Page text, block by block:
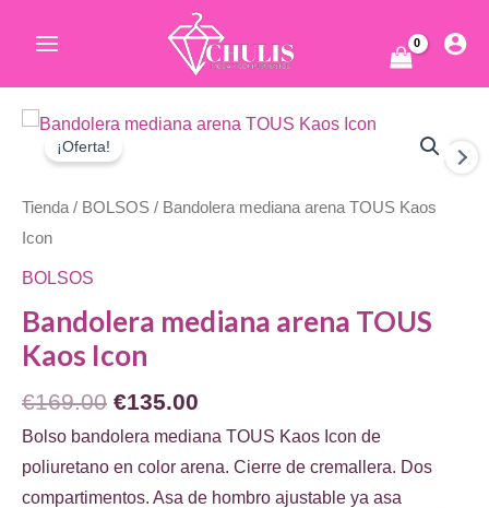
Menu
¡Oferta!
Tienda / BOLSOS / Bandolera mediana arena TOUS Kaos
Icon
BOLSOS
Bandolera mediana arena TOUS
Kaos Icon
€169.00 El
precio
original
era:
€135.00
precio
actual
es:
Bolso bandolera mediana TOUS Kaos Icon de
poliuretano en color arena. Cierre de cremallera. Dos
compartimentos. Asa de hombro ajustable ya asa